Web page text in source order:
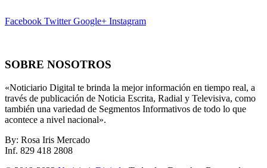
Facebook Twitter Google+ Instagram
SOBRE NOSOTROS
«Noticiario Digital te brinda la mejor información en tiempo real, a
través de publicación de Noticia Escrita, Radial y Televisiva, como
también una variedad de Segmentos Informativos de todo lo que
acontece a nivel nacional».
By: Rosa Iris Mercado
Inf. 829 418 2808